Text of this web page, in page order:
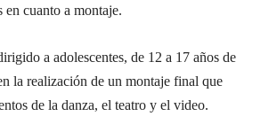
en cuanto a montaje.
a adolescentes, de 12 a 17 años de
la realización de un montaje final que
de la danza, el teatro y el video.